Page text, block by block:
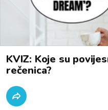
KVIZ: Koje su
rečenica?